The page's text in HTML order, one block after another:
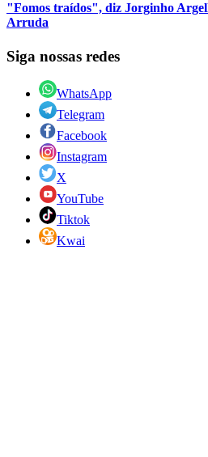
"Fomos traídos", diz Jorginho
Arruda
Siga nossas redes
WhatsApp
Telegram
Facebook
Instagram
X
YouTube
Tiktok
Kwai